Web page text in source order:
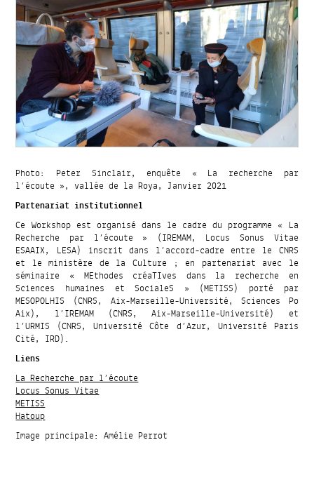
Photo: Peter Sinclair, enquête « La recherche par
l’écoute », vallée de la Roya, Janvier 2021
Partenariat institutionnel
Ce Workshop est organisé dans le cadre du programme « La
Recherche par l’écoute » (IREMAM, Locus Sonus Vitae
ESAAIX, LESA) inscrit dans l’accord-cadre entre le CNRS
et le ministère de la Culture ; en partenariat avec le
séminaire « MEthodes créaTIves dans la recherche en
Sciences humaines et SocialeS » (METISS) porté par
MESOPOLHIS (CNRS, Aix-Marseille-Université, Sciences Po
Aix), l’IREMAM (CNRS, Aix-Marseille-Université) et
l’URMIS (CNRS, Université Côte d’Azur, Université Paris
Cité, IRD).
Liens
La Recherche par l’écoute
Locus Sonus Vitae
METISS
Hatoup
Image principale: Amélie Perrot